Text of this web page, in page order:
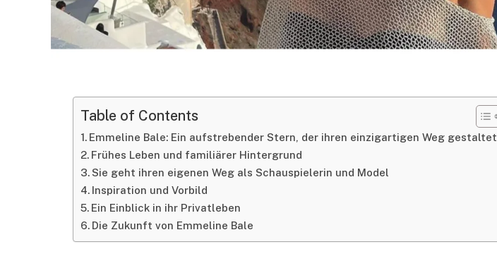
Table of Contents
Emmeline Bale: Ein aufstrebender Stern, der ihren einzigartigen Weg gestaltet
Frühes Leben und familiärer Hintergrund
Sie geht ihren eigenen Weg als Schauspielerin und Model
Inspiration und Vorbild
Ein Einblick in ihr Privatleben
Die Zukunft von Emmeline Bale